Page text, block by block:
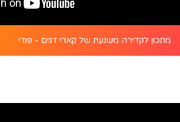
מתכון לקדירה משגעת של קארי דגים - פודי